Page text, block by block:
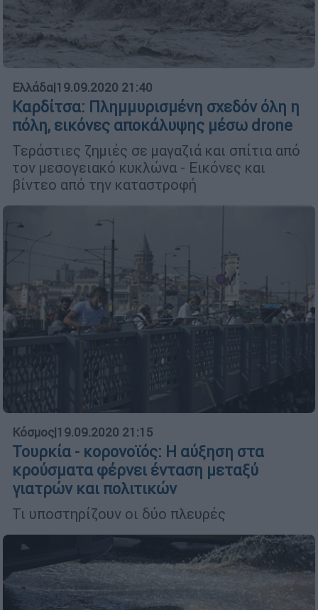
Ελλάδα|19.09.2020 21:40
Καρδίτσα: Πλημμυρισμένη σχεδόν όλη η
πόλη, εικόνες αποκάλυψης μέσω drone
Τεράστιες ζημιές σε μαγαζιά και σπίτια από
τον μεσογειακό κυκλώνα - Εικόνες και
βίντεο από την καταστροφή
Κόσμος|19.09.2020 21:15
Τουρκία - κορονοϊός: Η αύξηση στα
κρούσματα φέρνει ένταση μεταξύ
γιατρών και πολιτικών
Τι υποστηρίζουν οι δύο πλευρές